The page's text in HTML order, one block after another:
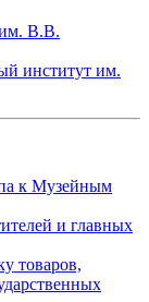
В.В.
институт им.
к Музейным
и главных
товаров,